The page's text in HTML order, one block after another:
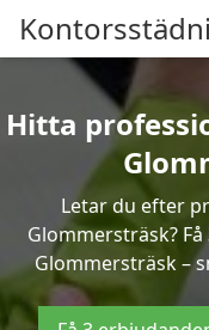
Hitta
Letar du efter
Glommersträsk?
Glommersträsk –